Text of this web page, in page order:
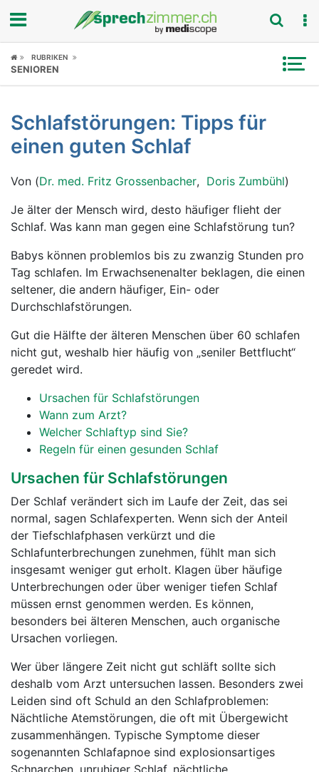
Fokus
Symptome
Untersuchungen
Ratgeber
Rubriken
RUBRIKEN
SENIOREN
Schlafstörungen: Tipps für
einen guten Schlaf
Von (Dr. med. Fritz Grossenbacher, Doris Zumbühl)
Je älter der Mensch wird, desto häufiger flieht der
Schlaf. Was kann man gegen eine Schlafstörung tun?
Babys können problemlos bis zu zwanzig Stunden pro
Tag schlafen. Im Erwachsenenalter beklagen, die einen
seltener, die andern häufiger, Ein- oder
Durchschlafstörungen.
Gut die Hälfte der älteren Menschen über 60 schlafen
nicht gut, weshalb hier häufig von „seniler Bettflucht“
geredet wird.
Ursachen für Schlafstörungen
Wann zum Arzt?
Welcher Schlaftyp sind Sie?
Regeln für einen gesunden Schlaf
Ursachen für Schlafstörungen
Der Schlaf verändert sich im Laufe der Zeit, das sei
normal, sagen Schlafexperten. Wenn sich der Anteil
der Tiefschlafphasen verkürzt und die
Schlafunterbrechungen zunehmen, fühlt man sich
insgesamt weniger gut erholt. Klagen über häufige
Unterbrechungen oder über weniger tiefen Schlaf
müssen ernst genommen werden. Es können,
besonders bei älteren Menschen, auch organische
Ursachen vorliegen.
Wer über längere Zeit nicht gut schläft sollte sich
deshalb vom Arzt untersuchen lassen. Besonders zwei
Leiden sind oft Schuld an den Schlafproblemen:
Nächtliche Atemstörungen, die oft mit Übergewicht
zusammenhängen. Typische Symptome dieser
sogenannten Schlafapnoe sind explosionsartiges
Schnarchen, unruhiger Schlaf, nächtliche